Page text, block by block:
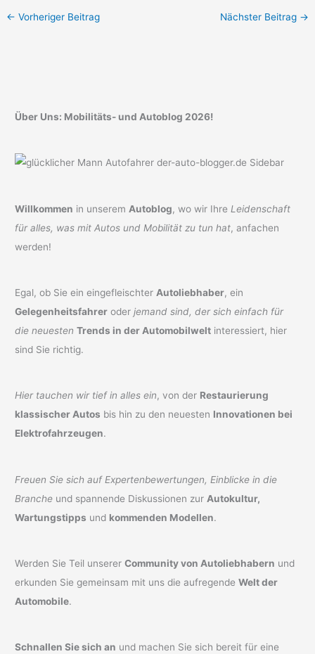
← Vorheriger Beitrag Nächster Beitrag →
Über Uns: Mobilitäts- und Autoblog 2026!
Willkommen in unserem Autoblog, wo wir Ihre Leidenschaft
für alles, was mit Autos und Mobilität zu tun hat, anfachen
werden!
Egal, ob Sie ein eingefleischter Autoliebhaber, ein
Gelegenheitsfahrer oderjemand sind, der sich einfach für
die neuesten Trends in der Automobilwelt interessiert, hier
sind Sie richtig.
Hier tauchen wir tief in alles ein, von der Restaurierung
klassischer Autos bis hin zu den neuesten Innovationen bei
Elektrofahrzeugen.
Freuen Sie sich auf Expertenbewertungen, Einblicke in die
Branche und spannende Diskussionen zur Autokultur,
Wartungstipps und kommenden Modellen.
Werden Sie Teil unsererCommunity von Autoliebhabern und
erkunden Sie gemeinsam mit uns die aufregendeWelt der
Automobile.
Schnallen Sie sich an und machen Sie sich bereit für eine